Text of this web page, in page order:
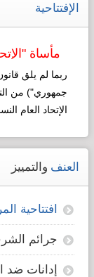
الإفتتاحية
مأساة
لـ"التطوير"!
ربما لم يلق
جمهوري") من
الإتحاد العام النسائي اليوم، 2017/
Read more...
العنف والتمييز
افتتاحية
جرائم
إدانات ضد